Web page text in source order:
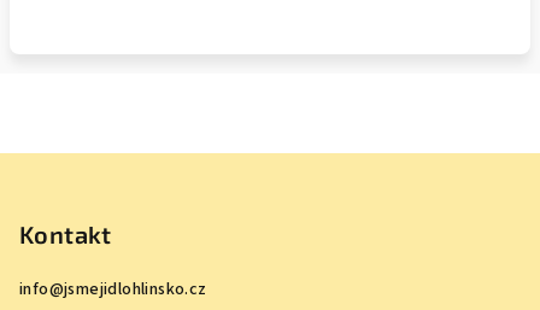
Kontakt
info@jsmejidlohlinsko.cz